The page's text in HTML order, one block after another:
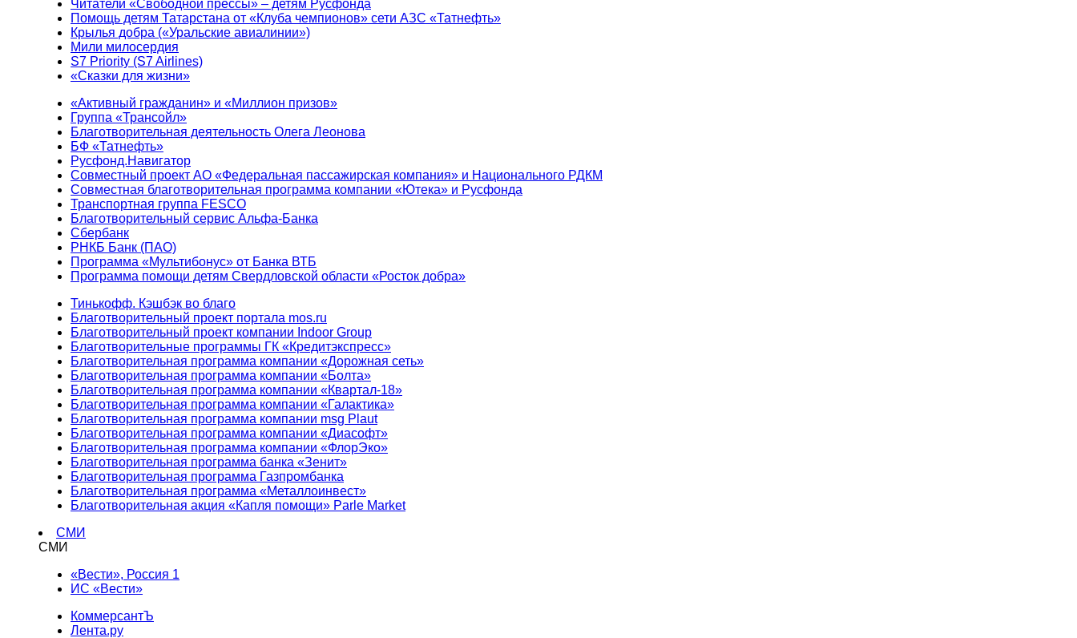
Читатели «Свободной прессы» – детям Русфонда
Помощь детям Татарстана от «Клуба чемпионов» сети АЗС «Татнефть»
Крылья добра («Уральские авиалинии»)
Мили милосердия
S7 Priority (S7 Airlines)
«Сказки для жизни»
«Активный гражданин» и «Миллион призов»
Группа «Трансойл»
Благотворительная деятельность Олега Леонова
БФ «Татнефть»
Русфонд.Навигатор
Совместный проект АО «Федеральная пассажирская компания» и Национального РДКМ
Совместная благотворительная программа компании «Ютека» и Русфонда
Транспортная группа FESCO
Благотворительный сервис Альфа-Банка
Сбербанк
РНКБ Банк (ПАО)
Программа «Мультибонус» от Банка ВТБ
Программа помощи детям Свердловской области «Росток добра»
Тинькофф. Кэшбэк во благо
Благотворительный проект портала mos.ru
Благотворительный проект компании Indoor Group
Благотворительные программы ГК «Кредитэкспресс»
Благотворительная программа компании «Дорожная сеть»
Благотворительная программа компании «Болта»
Благотворительная программа компании «Квартал-18»
Благотворительная программа компании «Галактика»
Благотворительная программа компании msg Plaut
Благотворительная программа компании «Диасофт»
Благотворительная программа компании «ФлорЭко»
Благотворительная программа банка «Зенит»
Благотворительная программа Газпромбанка
Благотворительная программа «Металлоинвест»
Благотворительная акция «Капля помощи» Parle Market
СМИ
СМИ
«Вести», Россия 1
ИС «Вести»
КоммерсантЪ
Лента.ру